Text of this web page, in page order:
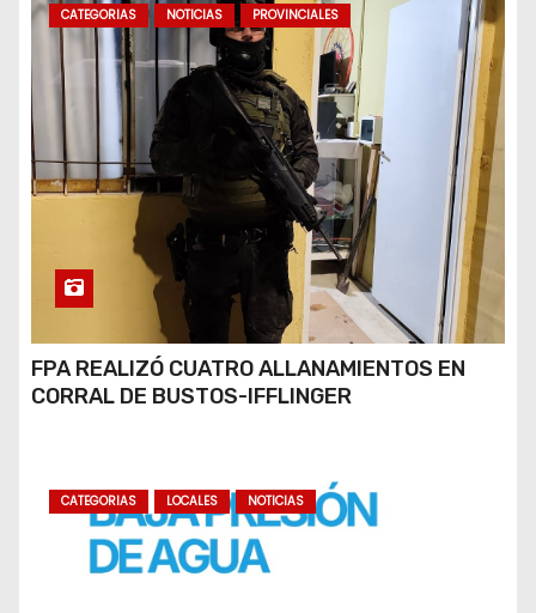
CATEGORIAS NOTICIAS PROVINCIALES
FPA REALIZÓ CUATRO ALLANAMIENTOS EN
CORRAL DE BUSTOS-IFFLINGER
CATEGORIAS LOCALES NOTICIAS